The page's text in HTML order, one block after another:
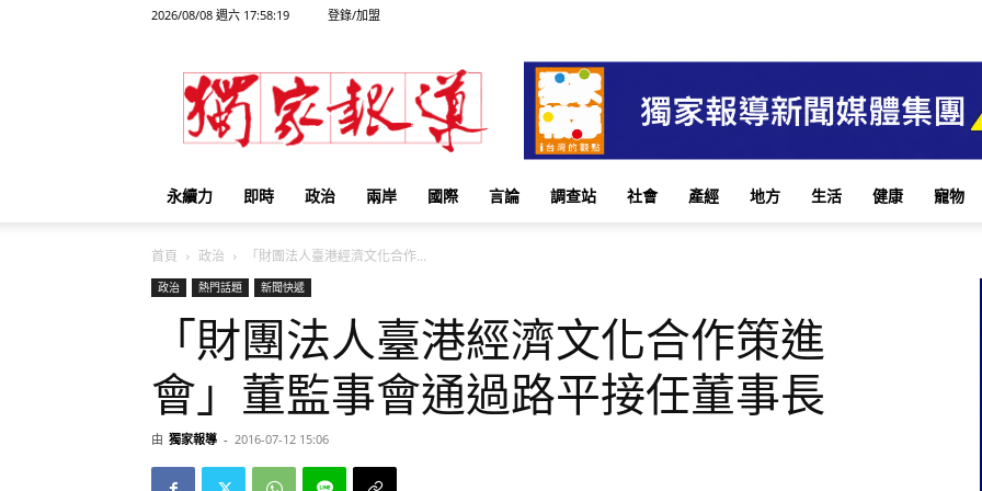
2026/08/08 週六 17:58:19 登錄/加盟
獨
家
報
永續力 即時 政治 兩岸 國際 言論 調查站 社會 產經 地方 生活 健康 寵物
首頁 政治 「財團法人臺港經濟文化合作...
政治 熱門話題 新聞快遞
「財團法人臺港經濟文化合作策進
會」董監事會通過路平接任董事長
由 獨家報導 - 2016-07-12 15:06